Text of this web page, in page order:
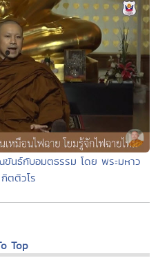
ธ์กับอมตธรรม โดย พระมหาว
ตติวโร
Top